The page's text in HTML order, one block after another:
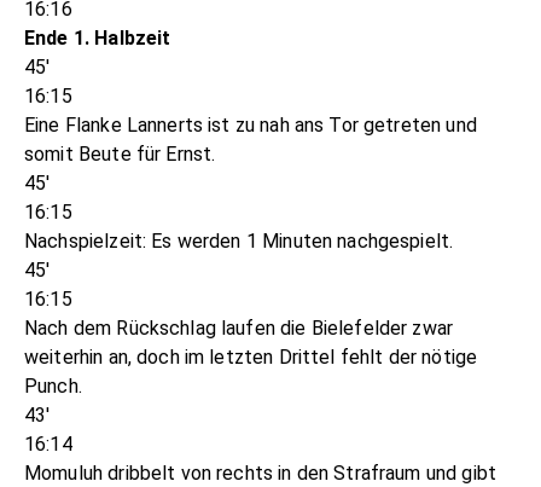
16:16
Ende 1. Halbzeit
45'
16:15
Eine Flanke Lannerts ist zu nah ans Tor getreten und
somit Beute für Ernst.
45'
16:15
Nachspielzeit: Es werden 1 Minuten nachgespielt.
45'
16:15
Nach dem Rückschlag laufen die Bielefelder zwar
weiterhin an, doch im letzten Drittel fehlt der nötige
Punch.
43'
16:14
Momuluh dribbelt von rechts in den Strafraum und gibt